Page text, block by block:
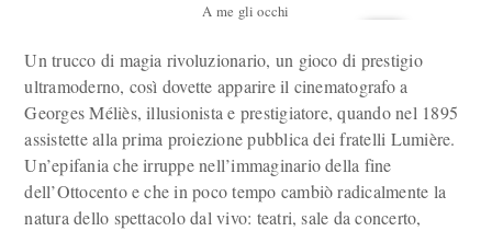
A me gli occhi
Un trucco di magia rivoluzionario, un gioco di prestigio
ultramoderno, così dovette apparire il cinematografo a
Georges Méliès, illusionista e prestigiatore, quando nel 1895
assistette alla prima proiezione pubblica dei fratelli Lumière.
Un’epifania che irruppe nell’immaginario della fine
dell’Ottocento e che in poco tempo cambiò radicalmente la
natura dello spettacolo dal vivo: teatri, sale da concerto,